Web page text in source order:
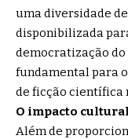
uma diversidade
disponibilizada
democratização
fundamental para
de ficção científica
O impacto
Além de